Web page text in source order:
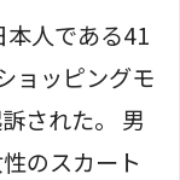
本人である41
ョッピングモ
された。 男
のスカート